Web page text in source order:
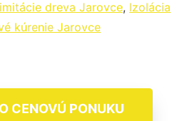
dreva Jarovce, Izolácia
kúrenie Jarovce
CENOVÚ PONUKU